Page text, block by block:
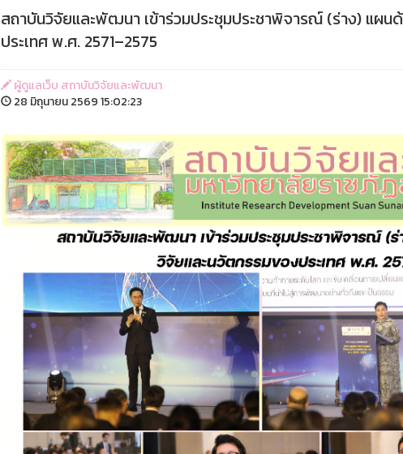
สถาบันวิจัยและพัฒนา เข้าร่วมประชุมประชาพิจารณ์ (ร่าง) แผน
ประเทศ พ.ศ. 2571–2575
ผู้ดูแลเว็บ สถาบันวิจัยและพัฒนา
28 มิถุนายน 2569 15:02:23